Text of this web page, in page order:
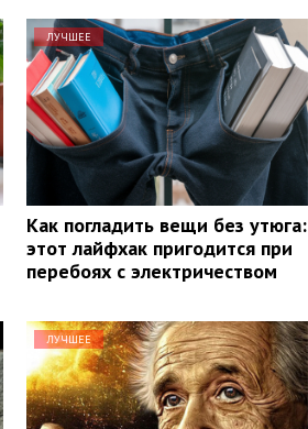
ЛУЧШЕЕ
Как погладить вещи без утюга:
этот лайфхак пригодится при
перебоях с электричеством
ЛУЧШЕЕ